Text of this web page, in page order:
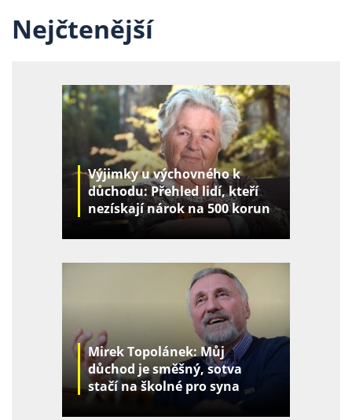
Nejčtenější
Výjimky u výchovného k
důchodu: Přehled lidí, kteří
nezískají nárok na 500 korun
za děti
Mirek Topolánek: Můj
důchod je směšný, sotva
stačí na školné pro syna